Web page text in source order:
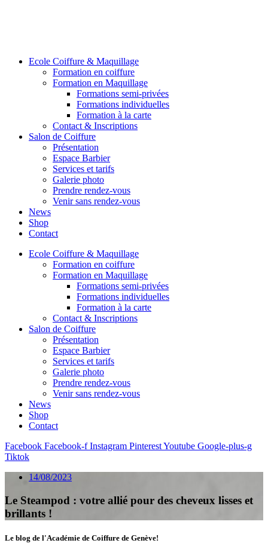
Ecole Coiffure & Maquillage
Formation en coiffure
Formation en Maquillage
Formations semi-privées
Formations individuelles
Formation à la carte
Contact & Inscriptions
Salon de Coiffure
Présentation
Espace Barbier
Services et tarifs
Galerie photo
Prendre rendez-vous
Venir sans rendez-vous
News
Shop
Contact
Ecole Coiffure & Maquillage
Formation en coiffure
Formation en Maquillage
Formations semi-privées
Formations individuelles
Formation à la carte
Contact & Inscriptions
Salon de Coiffure
Présentation
Espace Barbier
Services et tarifs
Galerie photo
Prendre rendez-vous
Venir sans rendez-vous
News
Shop
Contact
Facebook Facebook-f Instagram PinterestYoutube Google-plus-g
Tiktok
14/08/2023
Le Steampod : votre allié pour des cheveux lisses et
brillants !
Le blog de l'Académie de Coiffure de Genève!